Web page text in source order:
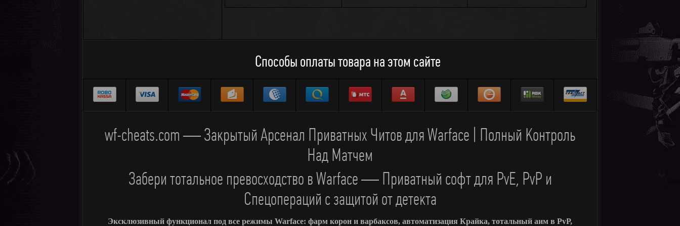
Способы оплаты товара на этом сайте
wf-cheats.com — Закрытый Арсенал Приватных Читов для Warface | Полный Контроль
Над Матчем
Забери тотальное превосходство в Warface — Приватный софт для PvE, PvP и
Спецопераций с защитой от детекта
Эксклюзивный функционал под все режимы Warface: фарм корон и варбаксов, автоматизация Крайка, тотальный аим в PvP,